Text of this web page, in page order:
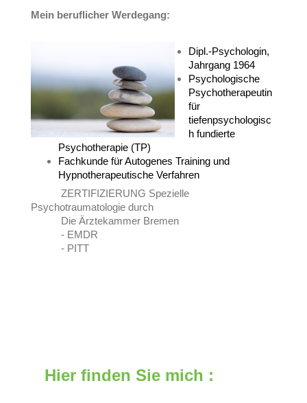
Mein beruflicher Werdegang:
Dipl.-Psychologin,
Jahrgang 1964
Psychologische
Psychotherapeutin
für
tiefenpsychologisc
h fundierte
Psychotherapie (TP)
Fachkunde für Autogenes Training und
Hypnotherapeutische Verfahren
ZERTIFIZIERUNG Spezielle
Psychotraumatologie durch
Die Ärztekammer Bremen
- EMDR
- PITT
Hier finden Sie mich :